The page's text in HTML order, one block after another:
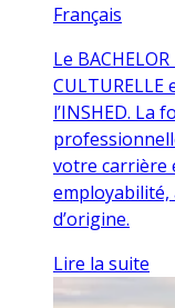
Français
Le
l’INSHED. La
votre carrière
employabilité,
d’origine.
Lire la suite